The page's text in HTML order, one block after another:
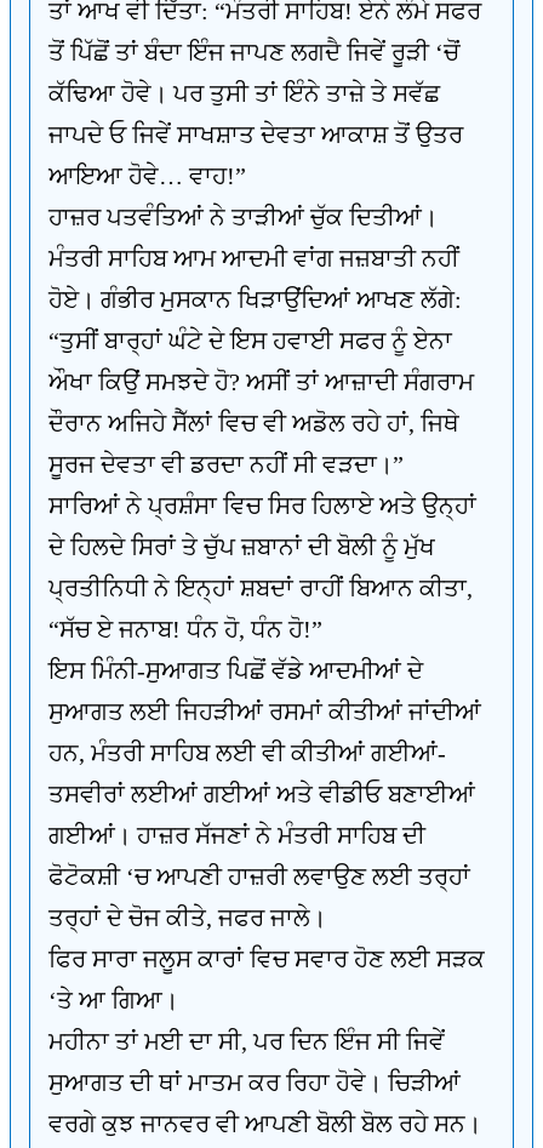
ਤਾਂ ਆਖ ਵੀ ਦਿੱਤਾ: “ਮੰਤਰੀ ਸਾਹਿਬ! ਏਨੇ ਲੰਮੇ ਸਫਰ
ਤੋਂ ਪਿੱਛੋਂ ਤਾਂ ਬੰਦਾ ਇੰਜ ਜਾਪਣ ਲਗਦੈ ਜਿਵੇਂ ਰੂੜੀ ‘ਚੋਂ
ਕੱਢਿਆ ਹੋਵੇ। ਪਰ ਤੁਸੀ ਤਾਂ ਇੰਨੇ ਤਾਜ਼ੇ ਤੇ ਸਵੱਛ
ਜਾਪਦੇ ਓ ਜਿਵੇਂ ਸਾਖਸ਼ਾਤ ਦੇਵਤਾ ਆਕਾਸ਼ ਤੋਂ ਉਤਰ
ਆਇਆ ਹੋਵੇ… ਵਾਹ!”
ਹਾਜ਼ਰ ਪਤਵੰਤਿਆਂ ਨੇ ਤਾੜੀਆਂ ਚੁੱਕ ਦਿਤੀਆਂ।
ਮੰਤਰੀ ਸਾਹਿਬ ਆਮ ਆਦਮੀ ਵਾਂਗ ਜਜ਼ਬਾਤੀ ਨਹੀਂ
ਹੋਏ। ਗੰਭੀਰ ਮੁਸਕਾਨ ਖਿੜਾਉਂਦਿਆਂ ਆਖਣ ਲੱਗੇ:
“ਤੁਸੀਂ ਬਾਰ੍ਹਾਂ ਘੰਟੇ ਦੇ ਇਸ ਹਵਾਈ ਸਫਰ ਨੂੰ ਏਨਾ
ਔਖਾ ਕਿਉਂ ਸਮਝਦੇ ਹੋ? ਅਸੀਂ ਤਾਂ ਆਜ਼ਾਦੀ ਸੰਗਰਾਮ
ਦੌਰਾਨ ਅਜਿਹੇ ਸੈੱਲਾਂ ਵਿਚ ਵੀ ਅਡੋਲ ਰਹੇ ਹਾਂ, ਜਿਥੇ
ਸੂਰਜ ਦੇਵਤਾ ਵੀ ਡਰਦਾ ਨਹੀਂ ਸੀ ਵੜਦਾ।”
ਸਾਰਿਆਂ ਨੇ ਪ੍ਰਸ਼ੰਸਾ ਵਿਚ ਸਿਰ ਹਿਲਾਏ ਅਤੇ ਉਨ੍ਹਾਂ
ਦੇ ਹਿਲਦੇ ਸਿਰਾਂ ਤੇ ਚੁੱਪ ਜ਼ਬਾਨਾਂ ਦੀ ਬੋਲੀ ਨੂੰ ਮੁੱਖ
ਪ੍ਰਤੀਨਿਧੀ ਨੇ ਇਨ੍ਹਾਂ ਸ਼ਬਦਾਂ ਰਾਹੀਂ ਬਿਆਨ ਕੀਤਾ,
“ਸੱਚ ਏ ਜਨਾਬ! ਧੰਨ ਹੋ, ਧੰਨ ਹੋ!”
ਇਸ ਮਿੰਨੀ-ਸੁਆਗਤ ਪਿਛੋਂ ਵੱਡੇ ਆਦਮੀਆਂ ਦੇ
ਸੁਆਗਤ ਲਈ ਜਿਹੜੀਆਂ ਰਸਮਾਂ ਕੀਤੀਆਂ ਜਾਂਦੀਆਂ
ਹਨ, ਮੰਤਰੀ ਸਾਹਿਬ ਲਈ ਵੀ ਕੀਤੀਆਂ ਗਈਆਂ-
ਤਸਵੀਰਾਂ ਲਈਆਂ ਗਈਆਂ ਅਤੇ ਵੀਡੀਓ ਬਣਾਈਆਂ
ਗਈਆਂ। ਹਾਜ਼ਰ ਸੱਜਣਾਂ ਨੇ ਮੰਤਰੀ ਸਾਹਿਬ ਦੀ
ਫੋਟੋਕਸ਼ੀ ‘ਚ ਆਪਣੀ ਹਾਜ਼ਰੀ ਲਵਾਉਣ ਲਈ ਤਰ੍ਹਾਂ
ਤਰ੍ਹਾਂ ਦੇ ਚੋਜ ਕੀਤੇ, ਜਫਰ ਜਾਲੇ।
ਫਿਰ ਸਾਰਾ ਜਲੂਸ ਕਾਰਾਂ ਵਿਚ ਸਵਾਰ ਹੋਣ ਲਈ ਸੜਕ
‘ਤੇ ਆ ਗਿਆ।
ਮਹੀਨਾ ਤਾਂ ਮਈ ਦਾ ਸੀ, ਪਰ ਦਿਨ ਇੰਜ ਸੀ ਜਿਵੇਂ
ਸੁਆਗਤ ਦੀ ਥਾਂ ਮਾਤਮ ਕਰ ਰਿਹਾ ਹੋਵੇ। ਚਿੜੀਆਂ
ਵਰਗੇ ਕੁਝ ਜਾਨਵਰ ਵੀ ਆਪਣੀ ਬੋਲੀ ਬੋਲ ਰਹੇ ਸਨ।